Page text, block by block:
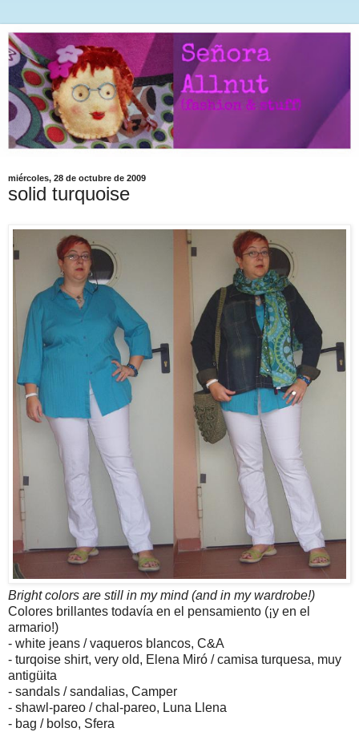
miércoles, 28 de octubre de 2009
solid turquoise
Bright colors are still in my mind (and in my wardrobe!)
Colores brillantes todavía en el pensamiento (¡y en el
armario!)
- white jeans / vaqueros blancos, C&A
- turqoise shirt, very old, Elena Miró / camisa turquesa, muy
antigüita
- sandals / sandalias, Camper
- shawl-pareo / chal-pareo, Luna Llena
- bag / bolso, Sfera